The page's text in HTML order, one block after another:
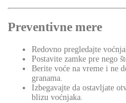
Preventivne mere
Redovno pregledajte
Postavite zamke pre nego
Berite voće na vreme i ne
granama.
Izbegavajte da ostavljate
blizu voćnjaka.